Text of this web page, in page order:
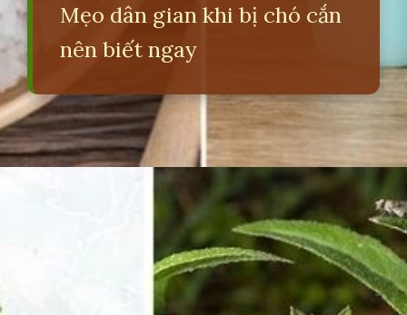
Mẹo dân gian khi bị chó cắn
nên biết ngay